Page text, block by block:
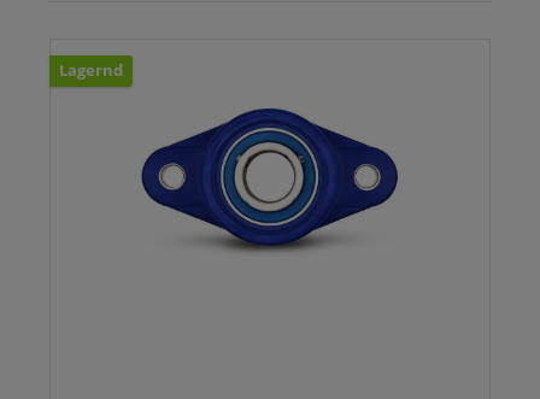
Lagernd